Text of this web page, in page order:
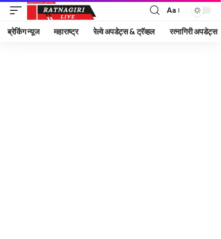
Font
Resizer
Aa
ब्रेकिंग न्यूज महाराष्ट्र रेल्वे अपडेट्स & ट्रॅव्हल रत्नागिरी अपडेट्स